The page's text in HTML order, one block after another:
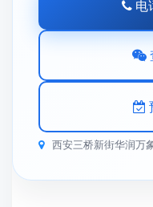
电
西安三桥新街华润万